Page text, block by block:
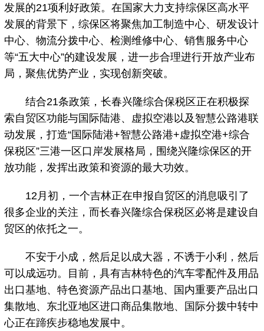
发展的21项利好政策。在国家大力支持综保区高水平
发展的背景下，综保区将聚焦加工制造中心、研发设计
中心、物流分拨中心、检测维修中心、销售服务中心
等“五大中心”的建设发展，进一步合理进行开放产业布
局，聚焦优势产业，实现创新突破。
结合21条政策，长春兴隆综合保税区正在积极探
索自贸区功能与国际陆港、虚拟空港以及智慧公路港联
动发展，打造“国际陆港+智慧公路港+虚拟空港+综合
保税区”三港一区口岸发展格局，围绕兴隆综保区的开
放功能，发挥出政策和资源的最大功效。
12月初，一个吉林正在申报自贸区的消息吸引了
很多企业的关注，而长春兴隆综合保税区必将是建设自
贸区的依托之一。
不安于小成，然后足以成大器，不诱于小利，然后
可以成远功。目前，具有吉林特色的汽车零配件及用品
出口基地、特色资源产品出口基地、国内重要产品出口
集散地、东北亚地区进口商品集散地、国际分拨中转中
心正在蹄疾步稳地发展中。